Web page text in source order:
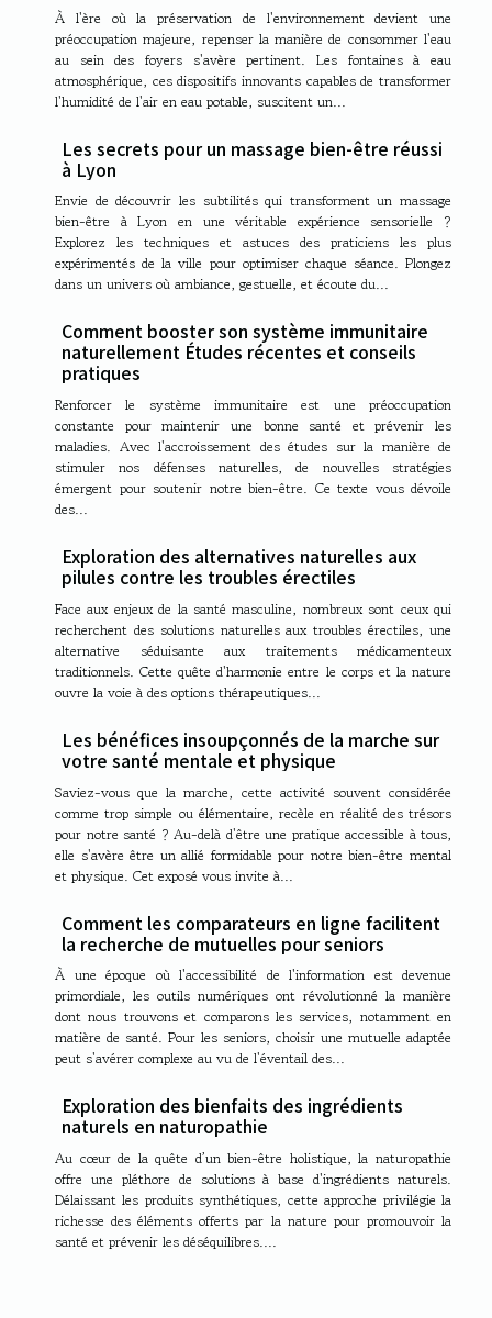
À l'ère où la préservation de l'environnement devient une
préoccupation majeure, repenser la manière de consommer l'eau
au sein des foyers s'avère pertinent. Les fontaines à eau
atmosphérique, ces dispositifs innovants capables de transformer
l'humidité de l'air en eau potable, suscitent un...
Les secrets pour un massage bien-être réussi
à Lyon
Envie de découvrir les subtilités qui transforment un massage
bien-être à Lyon en une véritable expérience sensorielle ?
Explorez les techniques et astuces des praticiens les plus
expérimentés de la ville pour optimiser chaque séance. Plongez
dans un univers où ambiance, gestuelle, et écoute du...
Comment booster son système immunitaire
naturellement Études récentes et conseils
pratiques
Renforcer le système immunitaire est une préoccupation
constante pour maintenir une bonne santé et prévenir les
maladies. Avec l'accroissement des études sur la manière de
stimuler nos défenses naturelles, de nouvelles stratégies
émergent pour soutenir notre bien-être. Ce texte vous dévoile
des...
Exploration des alternatives naturelles aux
pilules contre les troubles érectiles
Face aux enjeux de la santé masculine, nombreux sont ceux qui
recherchent des solutions naturelles aux troubles érectiles, une
alternative séduisante aux traitements médicamenteux
traditionnels. Cette quête d'harmonie entre le corps et la nature
ouvre la voie à des options thérapeutiques...
Les bénéfices insoupçonnés de la marche sur
votre santé mentale et physique
Saviez-vous que la marche, cette activité souvent considérée
comme trop simple ou élémentaire, recèle en réalité des trésors
pour notre santé ? Au-delà d'être une pratique accessible à tous,
elle s'avère être un allié formidable pour notre bien-être mental
et physique. Cet exposé vous invite à...
Comment les comparateurs en ligne facilitent
la recherche de mutuelles pour seniors
À une époque où l'accessibilité de l'information est devenue
primordiale, les outils numériques ont révolutionné la manière
dont nous trouvons et comparons les services, notamment en
matière de santé. Pour les seniors, choisir une mutuelle adaptée
peut s'avérer complexe au vu de l'éventail des...
Exploration des bienfaits des ingrédients
naturels en naturopathie
Au cœur de la quête d’un bien-être holistique, la naturopathie
offre une pléthore de solutions à base d'ingrédients naturels.
Délaissant les produits synthétiques, cette approche privilégie la
richesse des éléments offerts par la nature pour promouvoir la
santé et prévenir les déséquilibres....